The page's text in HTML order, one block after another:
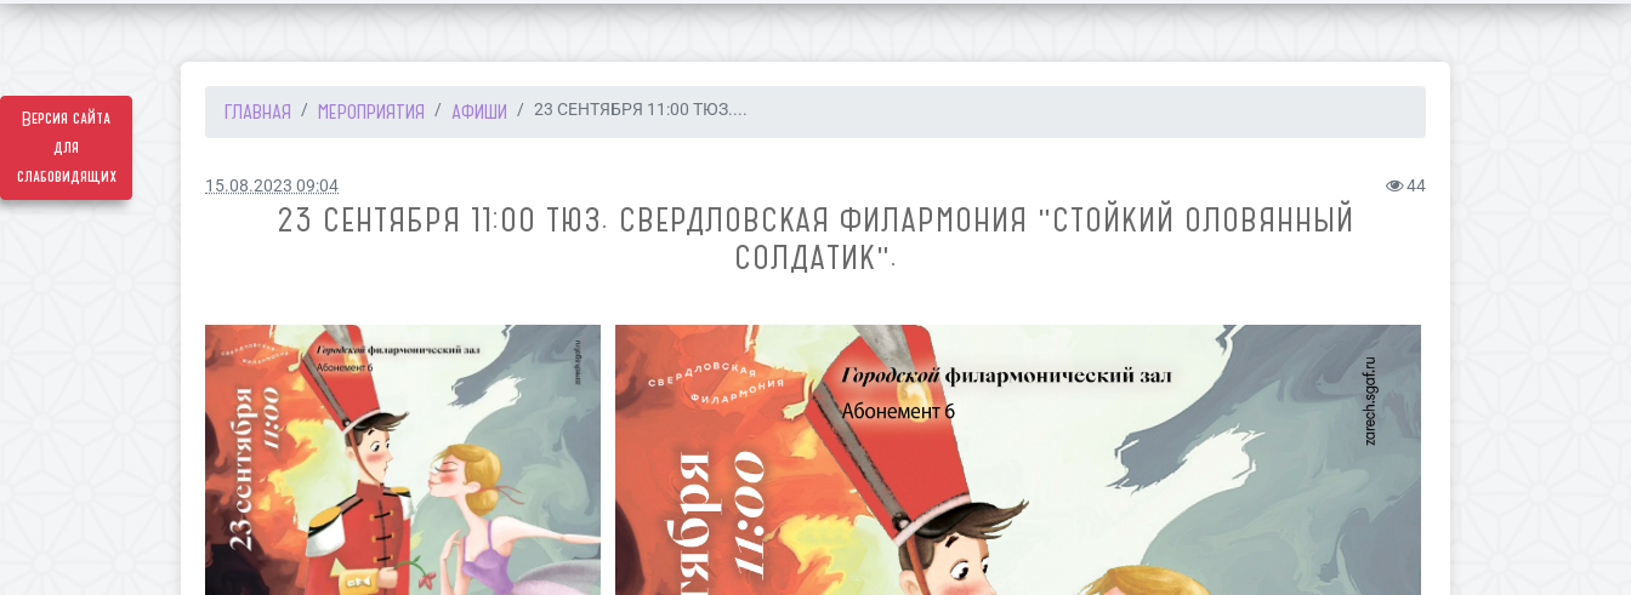
Версия сайта
для
слабовидящих
ГЛАВНАЯ МЕРОПРИЯТИЯ АФИШИ 23 СЕНТЯБРЯ 11:00 ТЮЗ....
15.08.2023 09:04 44
23 СЕНТЯБРЯ 11:00 ТЮЗ. СВЕРДЛОВСКАЯ ФИЛАРМОНИЯ "СТОЙКИЙ ОЛОВЯННЫЙ
СОЛДАТИК".